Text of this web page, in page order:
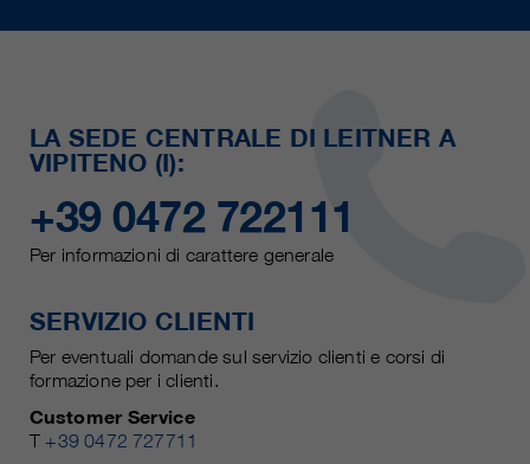
LA SEDE CENTRALE DI LEITNER A
VIPITENO (I):
+39 0472 722111
Per informazioni di carattere generale
SERVIZIO CLIENTI
Per eventuali domande sul servizio clienti e corsi di
formazione per i clienti.
Customer Service
T +39 0472 727711